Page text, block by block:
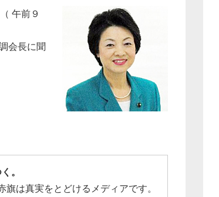
午前９
会長に聞
。
旗は真実をとどけるメディアです。